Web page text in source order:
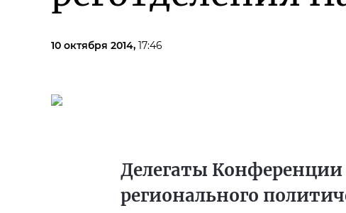
10 октября 2014, 17:46
Делегаты Конференции
регионального